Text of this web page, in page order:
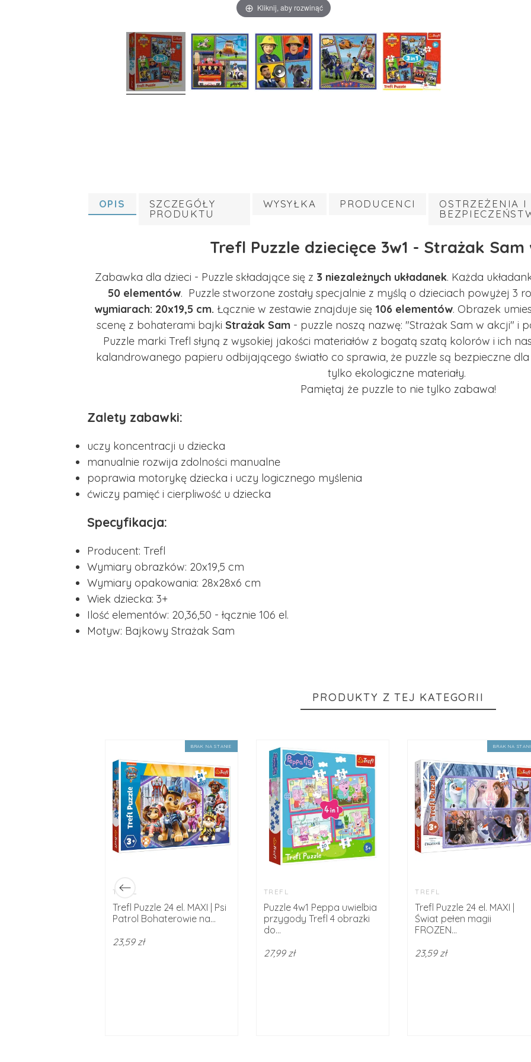
Kliknij, aby rozwinąć
OPIS
SZCZEGÓŁY
PRODUKTU
WYSYŁKA PRODUCENCI
OSTRZEŻENIA I
Trefl Puzzle dziecięce 3w1 - Strażak
Zabawka dla dzieci - Puzzle składające się z 3 niezależnych układanek. Każda
50 elementów. Puzzle stworzone zostały specjalnie z myślą o dzieciach powyżej 3
wymiarach: 20x19,5 cm. Łącznie w zestawie znajduje się 106 elementów. Obrazek
scenę z bohaterami bajki Strażak Sam - puzzle noszą nazwę: "Strażak Sam w akcji" i
Puzzle marki Trefl słyną z wysokiej jakości materiałów z bogatą szatą kolorów i ich
kalandrowanego papieru odbijającego światło co sprawia, że puzzle są bezpieczne
tylko ekologiczne materiały.
Pamiętaj że puzzle to nie tylko zabawa!
Zalety zabawki:
uczy koncentracji u dziecka
manualnie rozwija zdolności manualne
poprawia motorykę dziecka i uczy logicznego myślenia
ćwiczy pamięć i cierpliwość u dziecka
Specyfikacja:
Producent: Trefl
Wymiary obrazków: 20x19,5 cm
Wymiary opakowania: 28x28x6 cm
Wiek dziecka: 3+
Ilość elementów: 20,36,50 - łącznie 106 el.
Motyw: Bajkowy Strażak Sam
PRODUKTY Z TEJ KATEGORII
TREFL
Trefl Puzzle 24 el. MAXI | Psi
Patrol Bohaterowie na...
23,59 zł
BRAK NA STANIE
TREFL
Puzzle 4w1 Peppa uwielbia
przygody Trefl 4 obrazki
do...
27,99 zł
TREFL
Trefl Puzzle 24 el. MAXI |
Świat pełen magii
FROZEN...
23,59 zł
BRAK NA